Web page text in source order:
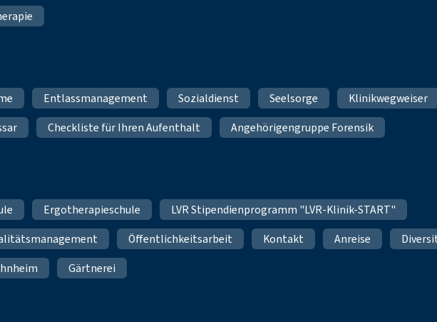
Entlassmanagement Sozialdienst Seelsorge Klinikwegweiser
Checkliste für Ihren Aufenthalt Angehörigengruppe Forensik
Ergotherapieschule
LVR Stipendienprogramm "LVR-Klinik-START"
Öffentlichkeitsarbeit Kontakt Anreise
Gärtnerei